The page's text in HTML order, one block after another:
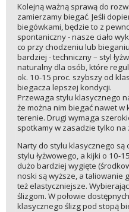
Kolejną ważną sprawą do
zamierzamy biegać. Jeśli
biegówkami, będzie to z
spontaniczny - nasze ciało
co przy chodzeniu lub
bardziej - techniczny – styl
naturalny dla osób, które
ok. 10-15 proc. szybszy od
biegacza lepszej kondycji.
Przewaga stylu klasycznego
że można nim biegać nawet
terenie. Drugi wymaga
spotkamy w zasadzie tylko na
Narty do stylu klasycznego są
stylu łyżwowego, a kijki o 10-
dużo bardziej wygięte
noski są wyższe, a taliowanie
też elastyczniejsze.
ślizgom. W połowie
klasycznego ślizg pod stopą